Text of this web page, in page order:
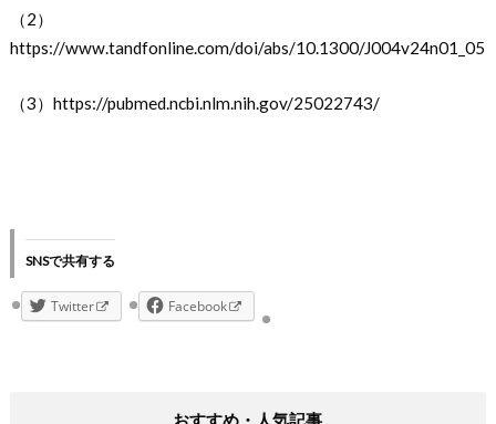
（2）
https://www.tandfonline.com/doi/abs/10.1300/J004v24n01_05
（3）https://pubmed.ncbi.nlm.nih.gov/25022743/
SNSで共有する
Twitter Facebook
おすすめ・人気記事